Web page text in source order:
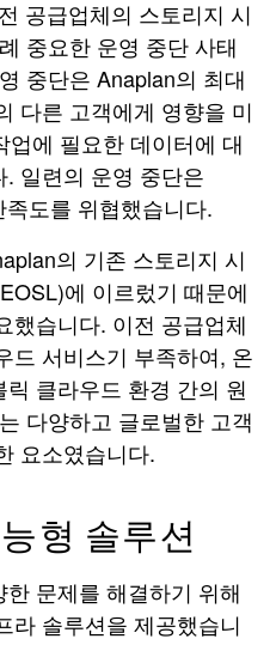
공급업체의 스토리지 시
중요한 운영 중단 사태
중단은 Anaplan의 최대
다른 고객에게 영향을 미
에 필요한 데이터에 대
일련의 운영 중단은
도를 위협했습니다.
의 기존 스토리지 시
에 이르렀기 때문에
했습니다. 이전 공급업체
드 서비스기 부족하여, 온
클라우드 환경 간의 원
다양하고 글로벌한 고객
요소였습니다.
형 솔루션
문제를 해결하기 위해
라 솔루션을 제공했습니